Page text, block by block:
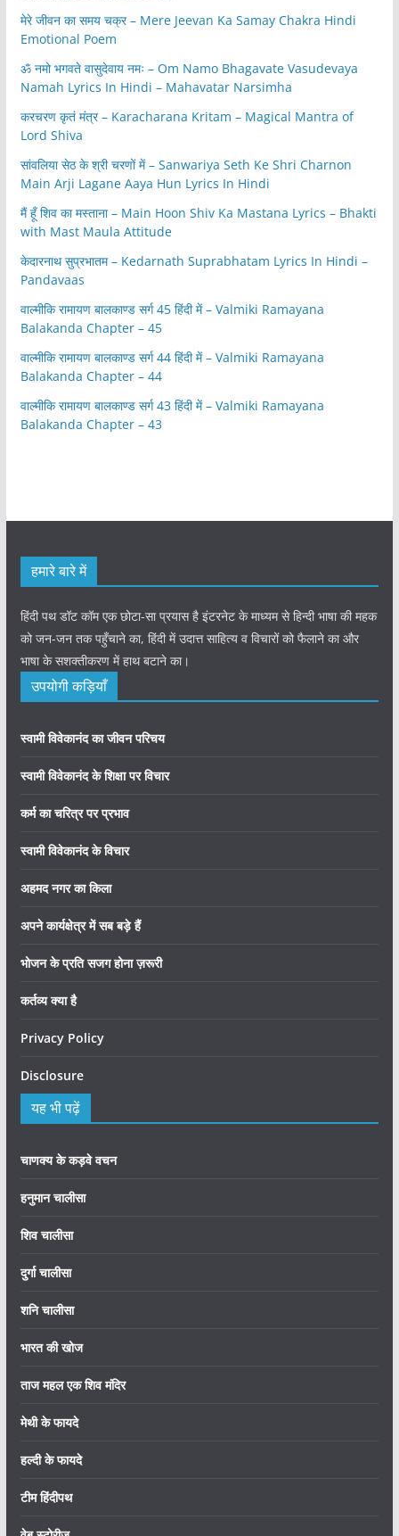
मेरे जीवन का समय चक्र – Mere Jeevan Ka Samay Chakra Hindi
Emotional Poem
ॐ नमो भगवते वासुदेवाय नमः – Om Namo Bhagavate Vasudevaya
Namah Lyrics In Hindi – Mahavatar Narsimha
करचरण कृतं मंत्र – Karacharana Kritam – Magical Mantra of
Lord Shiva
सांवलिया सेठ के श्री चरणों में – Sanwariya Seth Ke Shri Charnon
Main Arji Lagane Aaya Hun Lyrics In Hindi
मैं हूँ शिव का मस्ताना – Main Hoon Shiv Ka Mastana Lyrics – Bhakti
with Mast Maula Attitude
केदारनाथ सुप्रभातम – Kedarnath Suprabhatam Lyrics In Hindi –
Pandavaas
वाल्मीकि रामायण बालकाण्ड सर्ग 45 हिंदी में – Valmiki Ramayana
Balakanda Chapter – 45
वाल्मीकि रामायण बालकाण्ड सर्ग 44 हिंदी में – Valmiki Ramayana
Balakanda Chapter – 44
वाल्मीकि रामायण बालकाण्ड सर्ग 43 हिंदी में – Valmiki Ramayana
Balakanda Chapter – 43
हमारे बारे में
हिंदी पथ डॉट कॉम एक छोटा-सा प्रयास है इंटरनेट के माध्यम से हिन्दी भाषा की महक
को जन-जन तक पहुँचाने का, हिंदी में उदात्त साहित्य व विचारों को फैलाने का और
भाषा के सशक्तीकरण में हाथ बटाने का।
उपयोगी कड़ियाँ
स्वामी विवेकानंद का जीवन परिचय
स्वामी विवेकानंद के शिक्षा पर विचार
कर्म का चरित्र पर प्रभाव
स्वामी विवेकानंद के विचार
अहमद नगर का किला
अपने कार्यक्षेत्र में सब बड़े हैं
भोजन के प्रति सजग होना ज़रूरी
कर्तव्य क्या है
Privacy Policy
Disclosure
यह भी पढ़ें
चाणक्य के कड़वे वचन
हनुमान चालीसा
शिव चालीसा
दुर्गा चालीसा
शनि चालीसा
भारत की खोज
ताज महल एक शिव मंदिर
मेथी के फायदे
हल्दी के फायदे
टीम हिंदीपथ